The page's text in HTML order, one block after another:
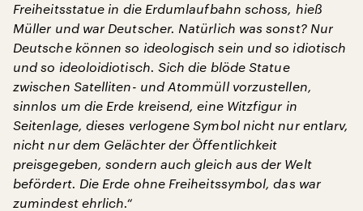
Freiheitsstatue in die Erdumlaufbahn schoss, hieß
Müller und war Deutscher. Natürlich was sonst? Nur
Deutsche können so ideologisch sein und so idiotisch
und so ideoloidiotisch. Sich die blöde Statue
zwischen Satelliten- und Atommüll vorzustellen,
sinnlos um die Erde kreisend, eine Witzfigur in
Seitenlage, dieses verlogene Symbol nicht nur entlarv,
nicht nur dem Gelächter der Öffentlichkeit
preisgegeben, sondern auch gleich aus der Welt
befördert. Die Erde ohne Freiheitssymbol, das war
zumindest ehrlich.“